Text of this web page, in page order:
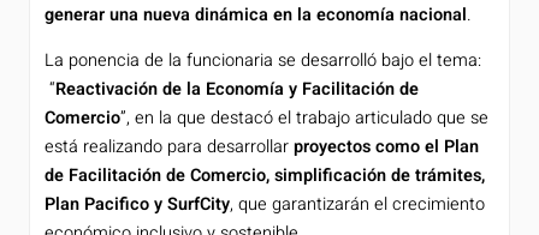
generar una nueva dinámica en la economía nacional.
La ponencia de la funcionaria se desarrolló bajo el tema:
“Reactivación de la Economía y Facilitación de
Comercio”, en la que destacó el trabajo articulado que se
está realizando para desarrollarproyectos como el Plan
de Facilitación de Comercio, simplificación de trámites,
Plan Pacifico y SurfCity, que garantizarán el crecimiento